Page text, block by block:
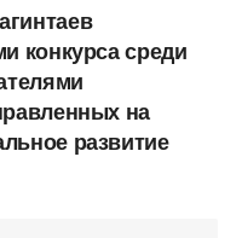
конкурса среди
на
развитие